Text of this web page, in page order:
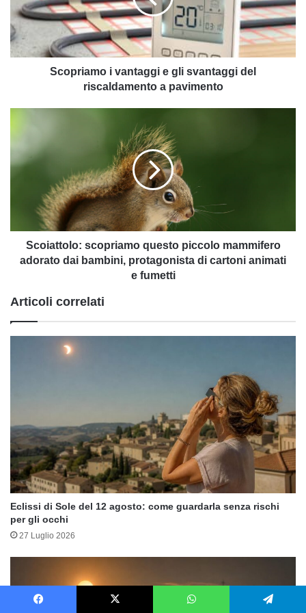
svantaggi
del
riscaldamento
a
Scopriamo i vantaggi e gli svantaggi del
riscaldamento a pavimento
piccolo
bambini,
protagonista
cartoni
fumetti
Scoiattolo: scopriamo questo piccolo mammifero
adorato dai bambini, protagonista di cartoni animati
e fumetti
Articoli correlati
Eclissi di Sole del 12 agosto: come guardarla senza rischi
per gli occhi
27 Luglio 2026